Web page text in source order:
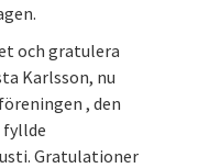
och gratulera
Karlsson, nu
, den
fyllde
Gratulationer